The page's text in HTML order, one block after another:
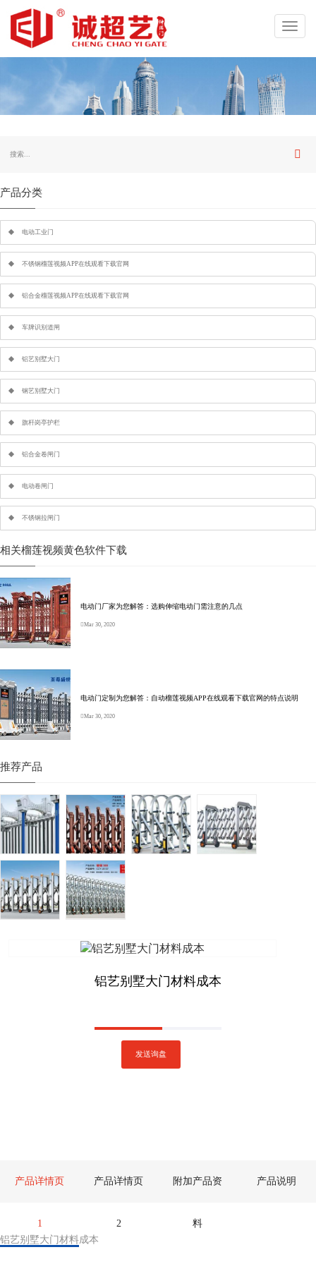
铝艺别墅大门材料成本
发送询盘
产品详情页
1
产品详情页
2
附加产品资
料
产品说明
铝艺别墅大门材料成本
产品分类
电动工业门
不锈钢榴莲视频APP在线观看下载官网
铝合金榴莲视频APP在线观看下载官网
车牌识别道闸
铝艺别墅大门
钢艺别墅大门
旗杆岗亭护栏
铝合金卷闸门
电动卷闸门
不锈钢拉闸门
相关榴莲视频黄色软件下载
电动门厂家为您解答：选购伸缩电动门需注意的几点
Mar 30, 2020
电动门定制为您解答：自动榴莲视频APP在线观看下载官网的特点说明
Mar 30, 2020
推荐产品